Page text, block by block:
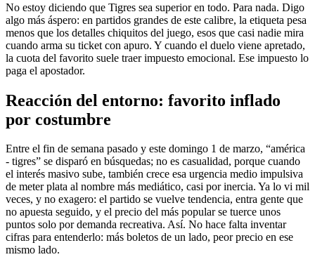
No estoy diciendo que Tigres sea superior en todo. Para nada. Digo
algo más áspero: en partidos grandes de este calibre, la etiqueta pesa
menos que los detalles chiquitos del juego, esos que casi nadie mira
cuando arma su ticket con apuro. Y cuando el duelo viene apretado,
la cuota del favorito suele traer impuesto emocional. Ese impuesto lo
paga el apostador.
Reacción del entorno: favorito inflado
por costumbre
Entre el fin de semana pasado y este domingo 1 de marzo, “américa
- tigres” se disparó en búsquedas; no es casualidad, porque cuando
el interés masivo sube, también crece esa urgencia medio impulsiva
de meter plata al nombre más mediático, casi por inercia. Ya lo vi mil
veces, y no exagero: el partido se vuelve tendencia, entra gente que
no apuesta seguido, y el precio del más popular se tuerce unos
puntos solo por demanda recreativa. Así. No hace falta inventar
cifras para entenderlo: más boletos de un lado, peor precio en ese
mismo lado.